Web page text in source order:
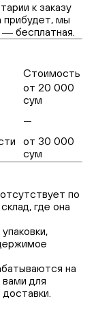
к заказу
прибудет, мы
бесплатная.
Стоимость
от 20 000
сум
—
от 30 000
сум
по
где она
на
для